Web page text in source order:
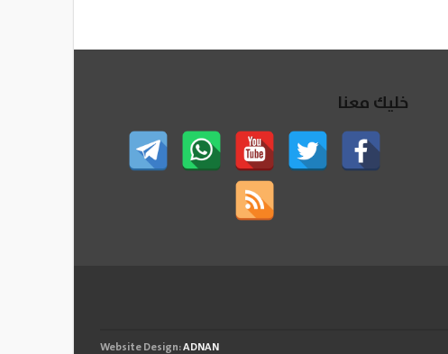
خليك معنا
Website Design:ADNAN